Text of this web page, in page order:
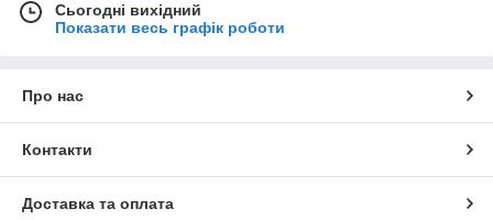
Сьогодні вихідний
Показати весь графік роботи
Про нас
Контакти
Доставка та оплата